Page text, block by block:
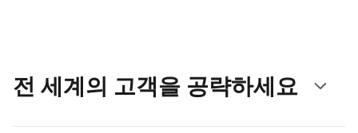
전 세계의 고객을 공략하세요